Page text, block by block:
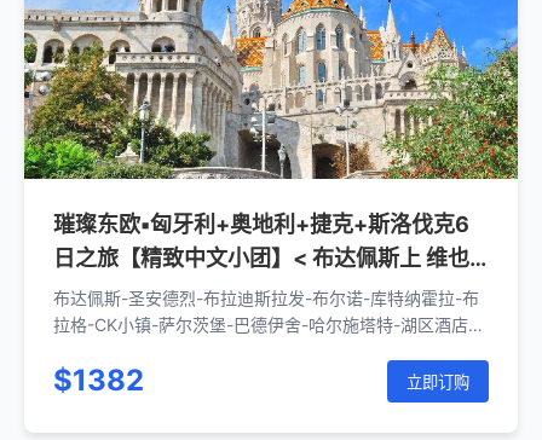
璀璨东欧▪匈牙利+奥地利+捷克+斯洛伐克6
日之旅【精致中文小团】< 布达佩斯上 维也
纳下>
布达佩斯-圣安德烈-布拉迪斯拉发-布尔诺-库特纳霍拉-布
拉格-CK小镇-萨尔茨堡-巴德伊舍-哈尔施塔特-湖区酒店-
$1382 立即订购